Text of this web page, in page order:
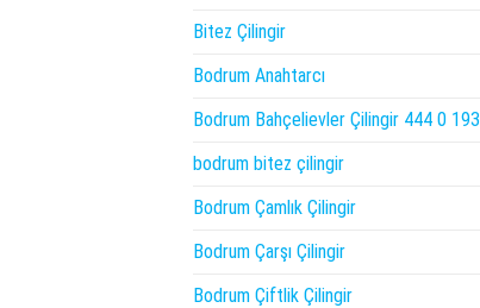
Bitez Çilingir
Bodrum Anahtarcı
Bodrum Bahçelievler Çilingir 444 0 193
bodrum bitez çilingir
Bodrum Çamlık Çilingir
Bodrum Çarşı Çilingir
Bodrum Çiftlik Çilingir